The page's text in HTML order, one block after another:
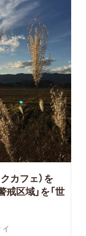
カフェ）を
区域」を「世